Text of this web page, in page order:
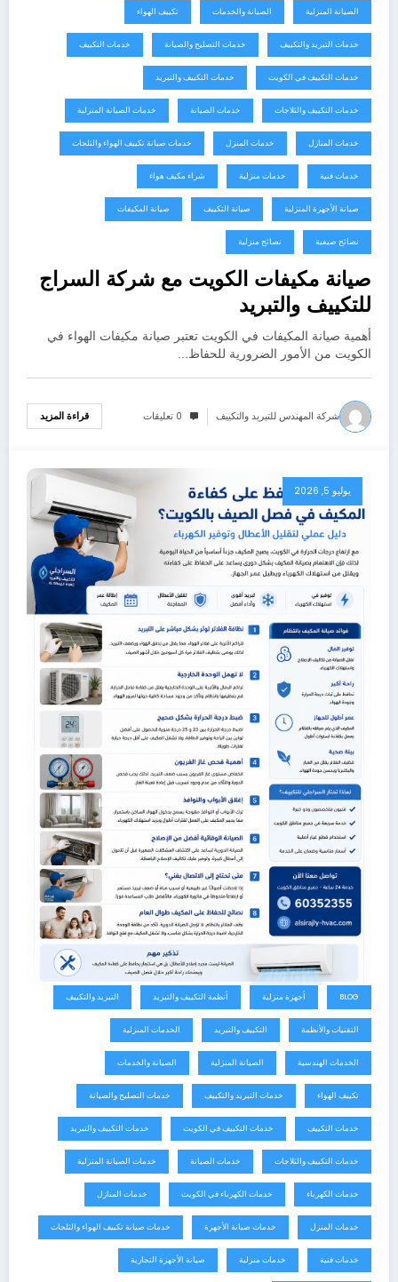
الصيانة المنزلية الصيانة والخدمات تكييف الهواء
خدمات التبريد والتكييف خدمات التصليح والصيانة خدمات التكييف
خدمات التكييف في الكويت خدمات التكييف والتبريد
خدمات التكييف والثلاجات خدمات الصيانة خدمات الصيانة المنزلية
خدمات المنازل خدمات المنزل خدمات صيانة تكييف الهواء والثلجات
خدمات فنية خدمات منزلية شراء مكيف هواء
صيانة الأجهزة المنزلية صيانة التكييف صيانة المكيفات
نصائح صيفية نصائح منزلية
صيانة مكيفات الكويت مع شركة السراج
للتكييف والتبريد
أهمية صيانة المكيفات في الكويت تعتبر صيانة مكيفات الهواء في
الكويت من الأمور الضرورية للحفاظ…
شركة المهندس للتبريد والتكييف 0 تعليقات قراءة المزيد
يوليو 5, 2026
BLOG أجهزة منزلية أنظمة التكييف والتبريد التبريد والتكييف
التقنيات والأنظمة التكييف والتبريد الخدمات المنزلية
الخدمات الهندسية الصيانة المنزلية الصيانة والخدمات
تكييف الهواء خدمات التبريد والتكييف خدمات التصليح والصيانة
خدمات التكييف خدمات التكييف في الكويت خدمات التكييف والتبريد
خدمات التكييف والثلاجات خدمات الصيانة خدمات الصيانة المنزلية
خدمات الكهرباء خدمات الكهرباء في الكويت خدمات المنازل
خدمات المنزل خدمات صيانة الأجهزة خدمات صيانة تكييف الهواء والثلجات
خدمات فنية خدمات منزلية صيانة الأجهزة التجارية